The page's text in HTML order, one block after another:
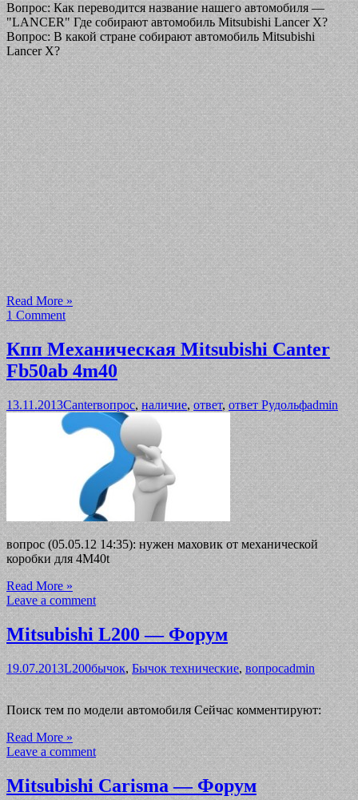
Вопрос: Как переводится название нашего автомобиля —
"LANCER" Где собирают автомобиль Mitsubishi Lancer Х?
Вопрос: В какой стране собирают автомобиль Mitsubishi
Lancer Х?
Read More »
1 Comment
Кпп Механическая Mitsubishi Canter
Fb50ab 4m40
13.11.2013Canterвопрос,наличие,ответ, ответ Рудольфadmin
вопрос (05.05.12 14:35): нужен маховик от механической
коробки для 4M40t
Read More »
Leave a comment
Mitsubishi L200 — Форум
19.07.2013L200бычок,Бычок технические,вопросadmin
Поиск тем по модели автомобиля Сейчас комментируют:
Read More »
Leave a comment
Mitsubishi Carisma — Форум